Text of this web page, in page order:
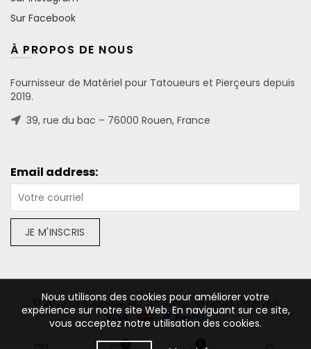
Sur Facebook
À PROPOS DE NOUS
Fournisseur de Matériel pour Tatoueurs et Pierçeurs depuis
2019.
39, rue du bac – 76000 Rouen, France
Email address:
© 2025 La Boutique du Tatoueur. All rights reserved
0
Nous utilisons des cookies pour améliorer votre
expérience sur notre site Web. En naviguant sur ce site,
vous acceptez notre utilisation des cookies.